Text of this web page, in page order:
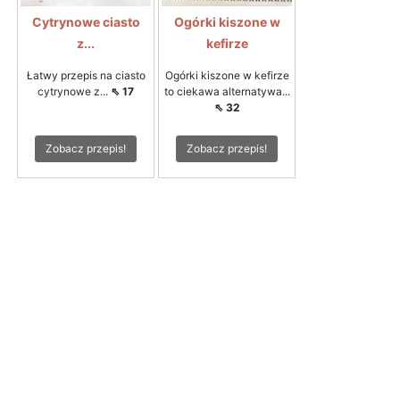
Cytrynowe ciasto
z...
Łatwy przepis na ciasto
cytrynowe z... ⇖ 17
Zobacz przepis!
Ogórki kiszone w
kefirze
Ogórki kiszone w kefirze
to ciekawa alternatywa...
⇖ 32
Zobacz przepis!